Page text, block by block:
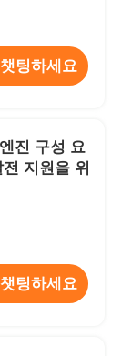
팅하세요
진 구성 요
지원을 위
팅하세요